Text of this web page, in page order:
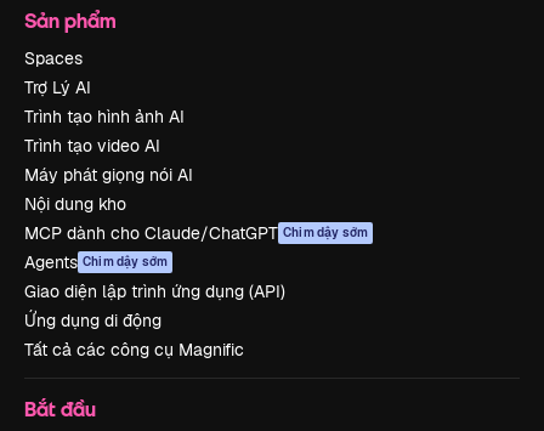
Sản phẩm
Spaces
Trợ Lý AI
Trình tạo hình ảnh AI
Trình tạo video AI
Máy phát giọng nói AI
Nội dung kho
MCP dành cho Claude/ChatGPT Chim dậy sớm
Agents Chim dậy sớm
Giao diện lập trình ứng dụng (API)
Ứng dụng di động
Tất cả các công cụ Magnific
Bắt đầu